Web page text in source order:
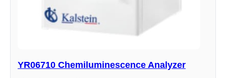
YR06710 Chemiluminescence Analyzer